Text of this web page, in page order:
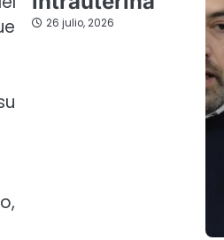
26 julio, 2026